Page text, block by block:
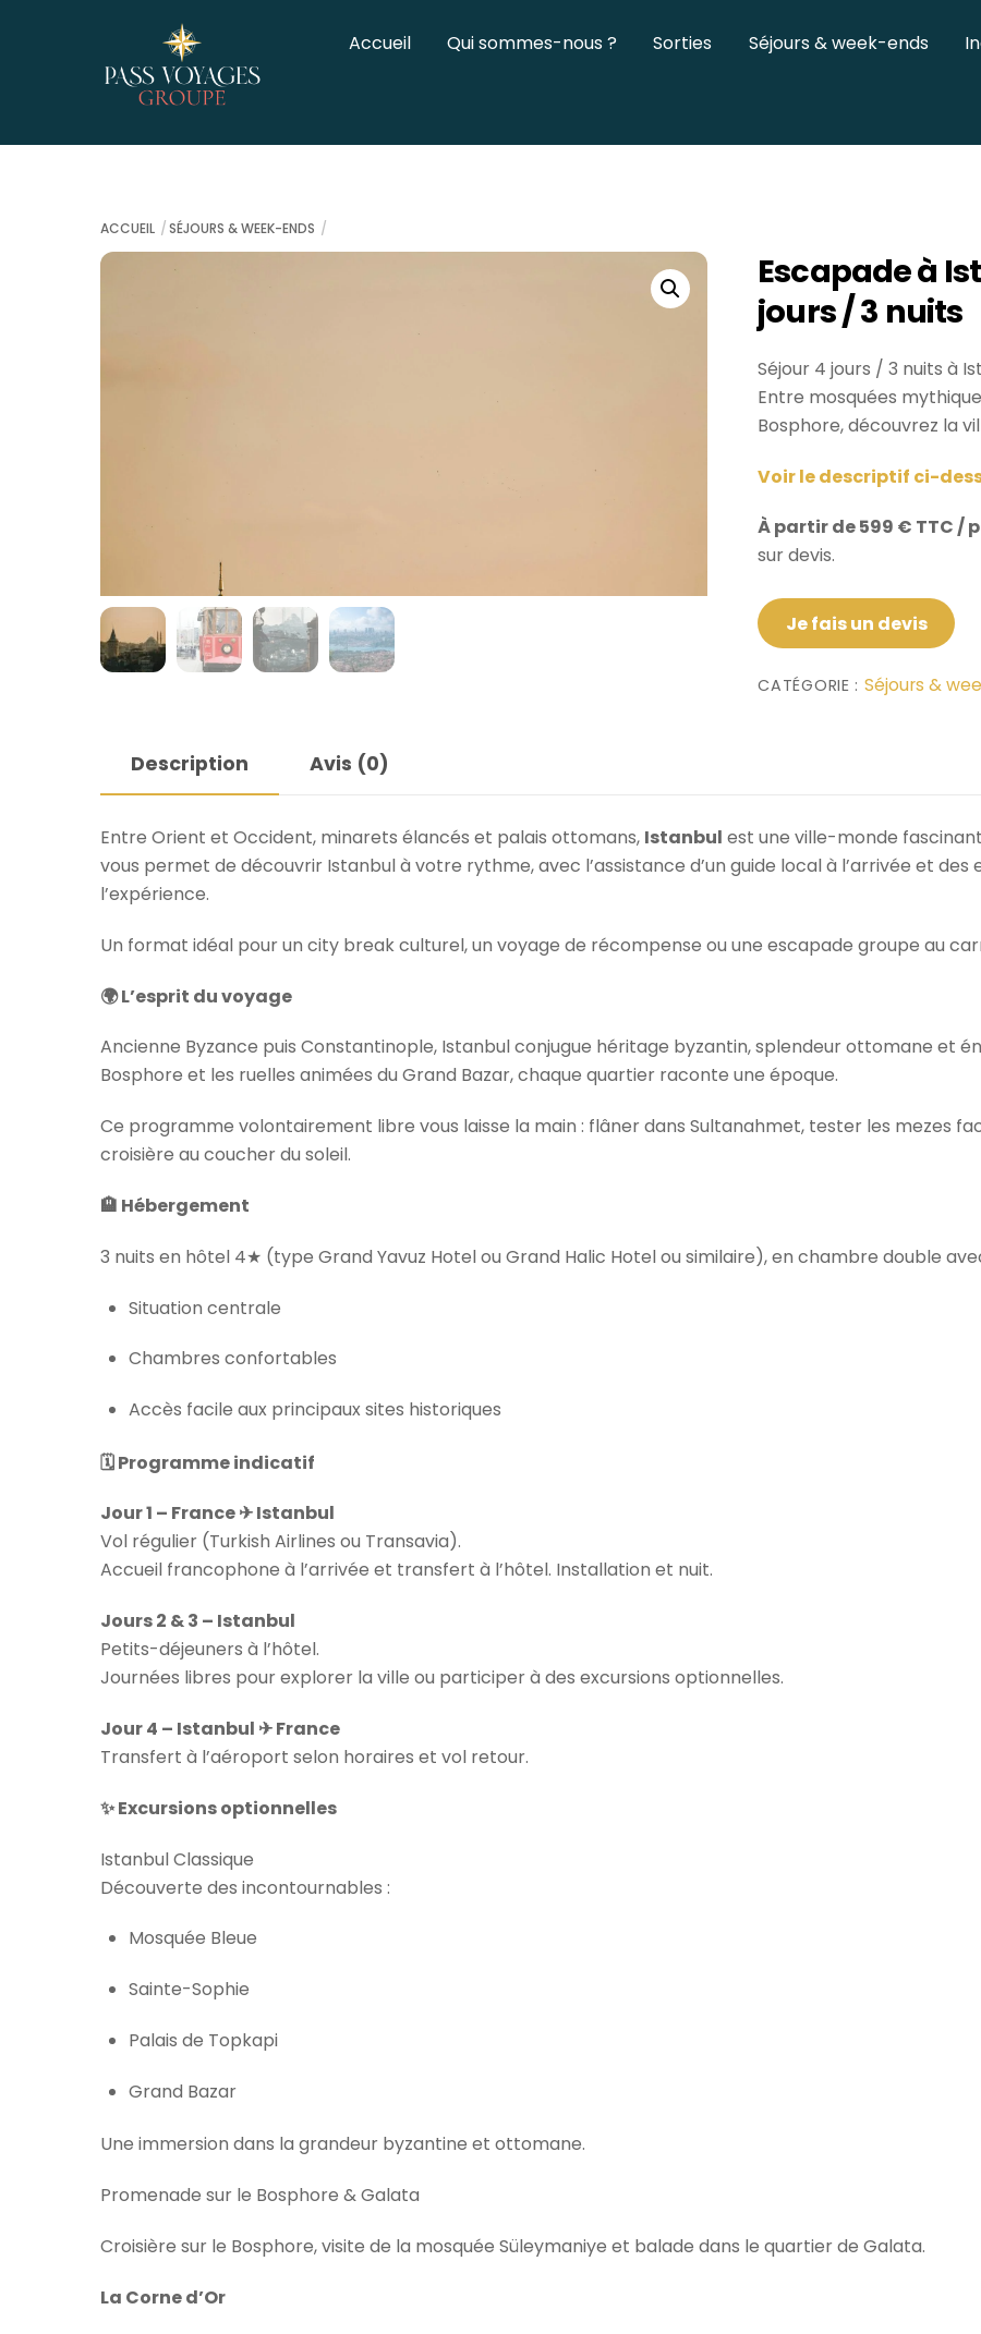
Accueil Qui sommes-nous ? Sorties Séjours & week-ends
ACCUEIL SÉJOURS & WEEK-ENDS
Escapade à
jours / 3 nuits
Séjour 4 jours / 3 nuits à
Entre mosquées
Bosphore, découvrez la
Voir le descriptif ci-
À partir de 599 € TTC /
sur devis.
Je fais un devis
CATÉGORIE : Séjours &
Description Avis (0)
Entre Orient et Occident, minarets élancés et palais ottomans, Istanbul est une ville-monde
vous permet de découvrir Istanbulà votre rythme, avec l’assistance d’un guide local à l’arrivée et
l’expérience.
Un format idéal pour un city break culturel, un voyage de récompense ou une escapade groupe au
🌍 L’esprit du voyage
Ancienne Byzance puis Constantinople, Istanbul conjugue héritage byzantin, splendeur ottomane et
Bosphore et les ruelles animées du Grand Bazar, chaque quartier raconte une époque.
Ce programme volontairement libre vous laisse la main : flâner dans Sultanahmet, tester les mezes
croisière au coucher du soleil.
🏨 Hébergement
3 nuits en hôtel 4★ (type Grand Yavuz Hotel ou Grand Halic Hotel ou similaire), en chambre double
Situation centrale
Chambres confortables
Accès facile aux principaux sites historiques
🗓 Programme indicatif
Jour 1 – France ✈ Istanbul
Vol régulier (Turkish Airlines ou Transavia).
Accueil francophone à l’arrivée et transfert à l’hôtel. Installation et nuit.
Jours 2 & 3 – Istanbul
Petits-déjeuners à l’hôtel.
Journées libres pour explorer la ville ou participer à des excursions optionnelles.
Jour 4 – Istanbul ✈ France
Transfert à l’aéroport selon horaires et vol retour.
✨ Excursions optionnelles
Istanbul Classique
Découverte des incontournables :
Mosquée Bleue
Sainte-Sophie
Palais de Topkapi
Grand Bazar
Une immersion dans la grandeur byzantine et ottomane.
Promenade sur le Bosphore & Galata
Croisière sur le Bosphore, visite de la mosquée Süleymaniye et balade dans le quartier de Galata.
La Corne d’Or